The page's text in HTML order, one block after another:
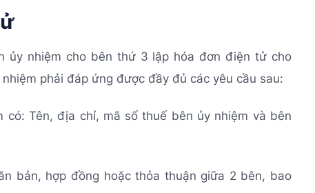
ủy nhiệm cho bên thứ 3 lập hóa đơn điện tử cho
phải đáp ứng được đầy đủ các yêu cầu sau:
Tên, địa chỉ, mã số thuế bên ủy nhiệm và bên
bản, hợp đồng hoặc thỏa thuận giữa 2 bên, bao